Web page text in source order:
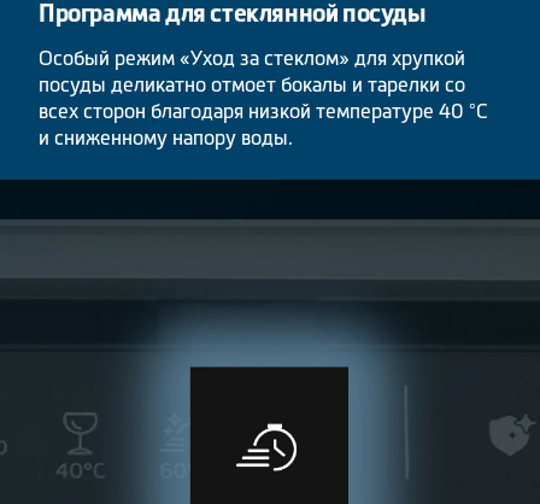
Программа для стеклянной посуды
Особый режим «Уход за стеклом» для хрупкой
посуды деликатно отмоет бокалы и тарелки со
всех сторон благодаря низкой температуре 40 °C
и сниженному напору воды.